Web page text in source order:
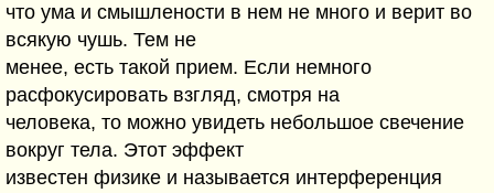
что ума и смышлености в нем не много и верит во
всякую чушь. Тем не
менее, есть такой прием. Если немного
расфокусировать взгляд, смотря на
человека, то можно увидеть небольшое свечение
вокруг тела. Этот эффект
известен физике и называется интерференция